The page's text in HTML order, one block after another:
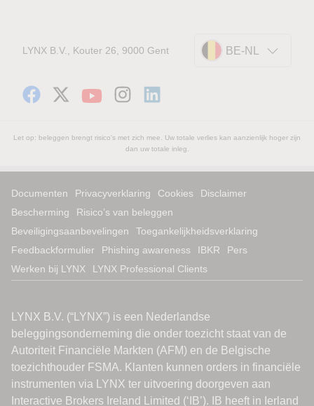
LYNX B.V., Kouter 26, 9000 Gent BE-NL
Let op: beleggen brengt risico's met zich mee. Uw totale verlies kan aanzienlijk hoger zijn
dan uw totale inleg.
Documenten Privacyverklaring Cookies
Disclaimer
Bescherming
Risico’s van beleggen
Beveiligingsaanbevelingen
Toegankelijkheidsverklaring
Feedbackformulier
Phishing awareness IBKR
Pers
Werken bij LYNX
LYNX Professional Clients